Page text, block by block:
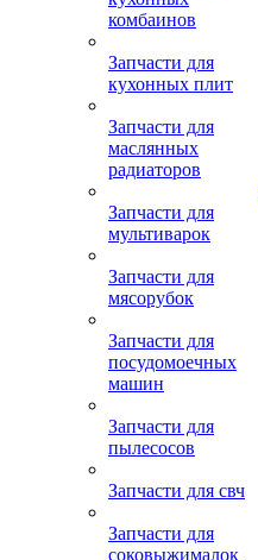
комбаинов
Запчасти для
кухонных плит
Запчасти для
маслянных
радиаторов
Запчасти для
мультиварок
Запчасти для
мясорубок
Запчасти для
посудомоечных
машин
Запчасти для
пылесосов
Запчасти для свч
Запчасти для
соковыжималок